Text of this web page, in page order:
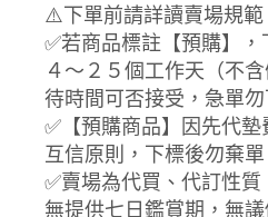
⚠️下單前請詳讀賣場規
✅若商品標註【預購】
４～２５個工作天（不
待時間可否接受，急單
✅【預購商品】因先代
互信原則，下標後勿棄
✅賣場為代買、代訂性
無提供七日鑑賞期，無